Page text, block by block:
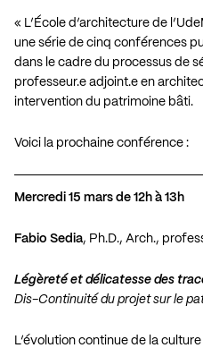
« L’École d’architecture de
une série de cinq conférences
dans le cadre du processus de
professeur.e adjoint.e en
intervention du patrimoine bâti.
Voici la prochaine conférence :
Mercredi 15 mars de 12h à 13h
Fabio Sedia, Ph.D., Arch.,
Légèreté et délicatesse des
Dis-Continuité du projet sur le
L’évolution continue de la